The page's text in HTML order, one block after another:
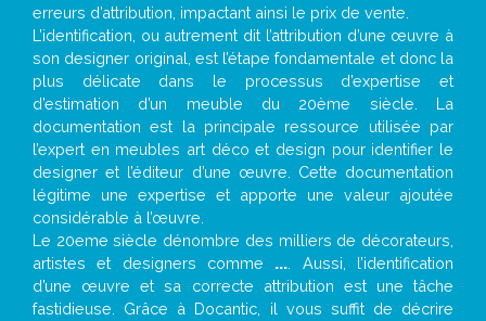
erreurs d’attribution, impactant ainsi le prix de vente.
L’identification, ou autrement dit l’attribution d’une œuvre à
son designer original, est l’étape fondamentale et donc la
plus délicate dans le processus d’expertise et
d’estimation d’un meuble du 20ème siècle. La
documentation est la principale ressource utilisée par
l’expert en meubles art déco et design pour identifier le
designer et l’éditeur d’une œuvre. Cette documentation
légitime une expertise et apporte une valeur ajoutée
considérable à l’œuvre.
Le 20eme siècle dénombre des milliers de décorateurs,
artistes et designers comme ... . Aussi, l’identification
d’une œuvre et sa correcte attribution est une tâche
fastidieuse. Grâce à Docantic, il vous suffit de décrire